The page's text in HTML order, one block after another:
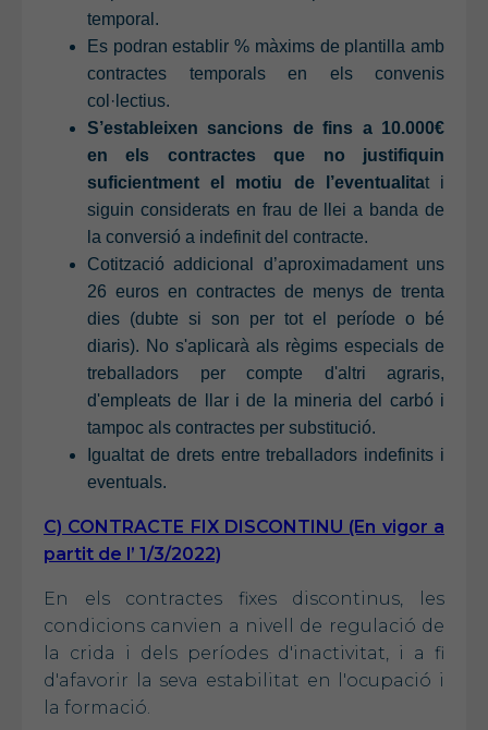
temporal.
Es podran establir % màxims de plantilla amb
contractes temporals en els convenis
col·lectius.
S’estableixen sancions de fins a 10.000€
en els contractes que no justifiquin
suficientment el motiu de l’eventualitat i
siguin considerats en frau de llei a banda de
la conversió a indefinit del contracte.
Cotització addicional d’aproximadament uns
26 euros en contractes de menys de trenta
dies (dubte si son per tot el període o bé
diaris). No s'aplicarà als règims especials de
treballadors per compte d'altri agraris,
d'empleats de llar i de la mineria del carbó i
tampoc als contractes per substitució.
Igualtat de drets entre treballadors indefinits i
eventuals.
C) CONTRACTE FIX DISCONTINU (En vigor a
partit de l’ 1/3/2022)
En els contractes fixes discontinus, les
condicions canvien a nivell de regulació de
la crida i dels períodes d'inactivitat, i a fi
d'afavorir la seva estabilitat en l'ocupació i
la formació.